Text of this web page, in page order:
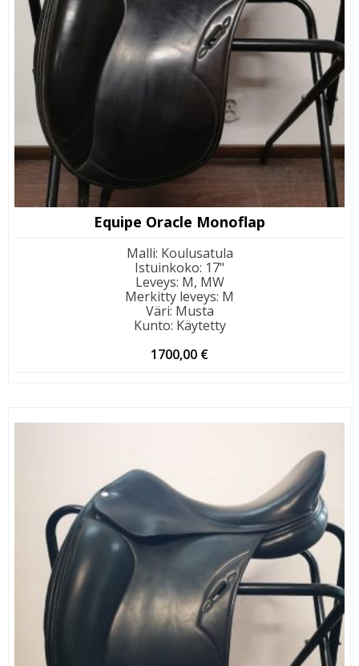
Equipe Oracle Monoflap
Malli: Koulusatula
Istuinkoko: 17"
Leveys: M, MW
Merkitty leveys: M
Väri: Musta
Kunto: Käytetty
1700,00 €